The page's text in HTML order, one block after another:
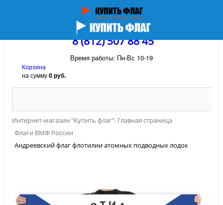
8 (812) 507 88 45
Время работы: Пн-Вс 10-19
Корзина
на сумму0 руб.
Интернет-магазин "Купить флаг". Главная страница
Флаги ВМФ России
Андреевский флаг флотилии атомных подводных лодок